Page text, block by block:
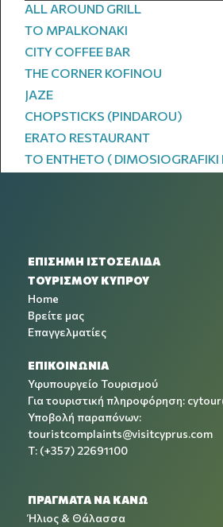
ALL AROUND GRILL
TO MPALKONAKI
CITY COFFEE BAR
THE CORNER KOFINOU
JAZE
CHOPSTICKS (PINDAROU)
ERATO RESTAURANT
TO ENTHETO ( DIMOSIOGRAFIKI
ΕΠΙΣΗΜΗ ΙΣΤΟΣΕΛΙΔΑ
ΤΟΥΡΙΣΜΟΥ ΚΥΠΡΟΥ
Home
Βρείτε μας
Επαγγελματίες
ΕΠΙΚΟΙΝΩΝΙΑ
Υφυπουργείο Τουρισμού
Για τουριστική πληροφόρηση:
Υποβολή παραπόνων:
touristcomplaints@visitcyprus.com
T: (+357) 22691100
ΠΡΑΓΜΑΤΑ ΝΑ ΚΑΝΩ
Ήλιος & Θάλασσα